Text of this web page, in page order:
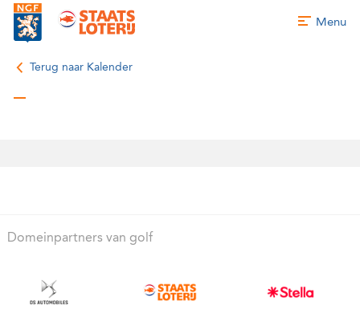
Menu
Terug naar Kalender
Domeinpartners van golf